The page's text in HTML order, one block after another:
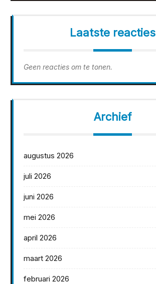
Laatste reacties
Geen reacties om te tonen.
Archief
augustus 2026
juli 2026
juni 2026
mei 2026
april 2026
maart 2026
februari 2026